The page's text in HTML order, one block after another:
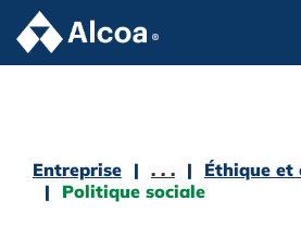
Entreprise . . .
Éthique et
Politique sociale